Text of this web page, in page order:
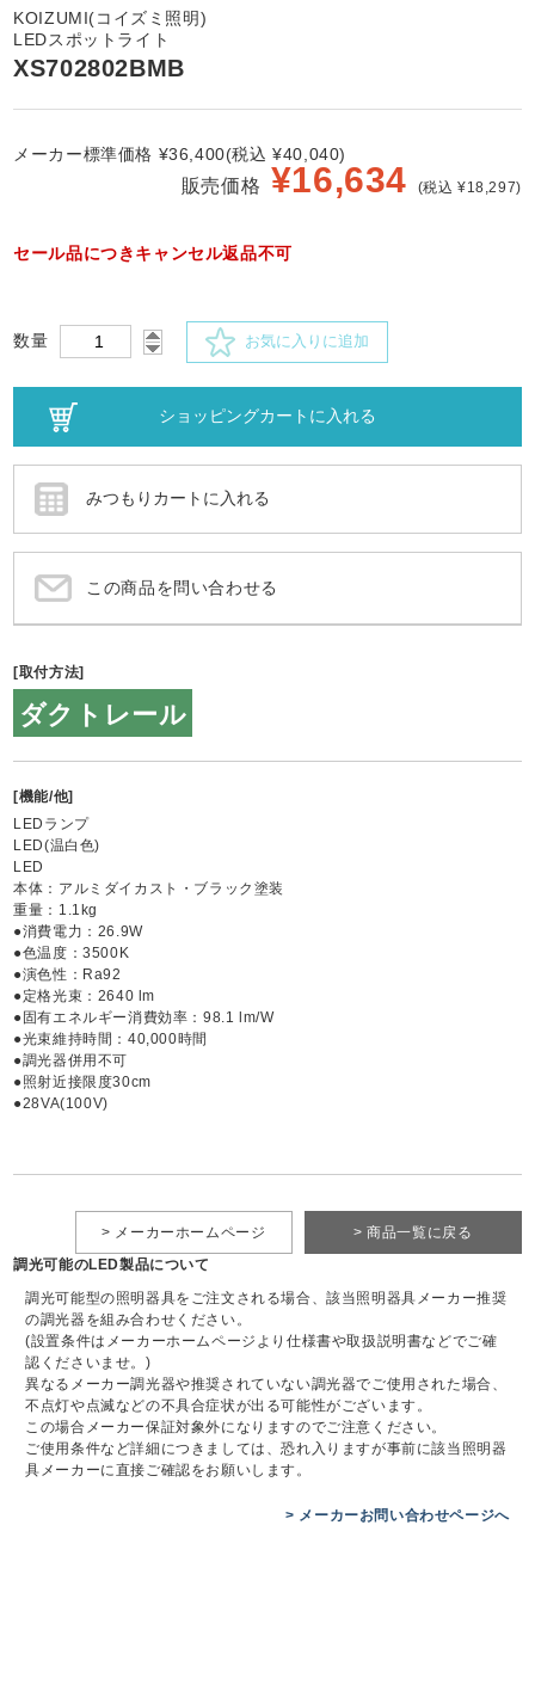
KOIZUMI(コイズミ照明)
LEDスポットライト
XS702802BMB
メーカー標準価格 ¥36,400(税込 ¥40,040)
販売価格 ¥16,634 (税込 ¥18,297)
セール品につきキャンセル返品不可
数量 お気に入りに追加
この商品を問い合わせる
[取付方法]
ダクトレール
[機能/他]
LEDランプ
LED(温白色)
LED
本体：アルミダイカスト・ブラック塗装
重量：1.1kg
●消費電力：26.9W
●色温度：3500K
●演色性：Ra92
●定格光束：2640 lm
●固有エネルギー消費効率：98.1 lm/W
●光束維持時間：40,000時間
●調光器併用不可
●照射近接限度30cm
●28VA(100V)
> 商品一覧に戻る
> メーカーホームページ
調光可能のLED製品について
調光可能型の照明器具をご注文される場合、該当照明器具メーカー推奨
の調光器を組み合わせください。
(設置条件はメーカーホームページより仕様書や取扱説明書などでご確
認くださいませ。)
異なるメーカー調光器や推奨されていない調光器でご使用された場合、
不点灯や点滅などの不具合症状が出る可能性がございます。
この場合メーカー保証対象外になりますのでご注意ください。
ご使用条件など詳細につきましては、恐れ入りますが事前に該当照明器
具メーカーに直接ご確認をお願いします。
> メーカーお問い合わせページへ